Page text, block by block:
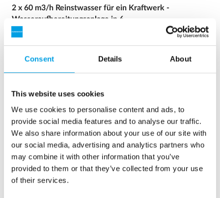
Consent Details About
This website uses cookies
We use cookies to personalise content and ads, to
provide social media features and to analyse our traffic.
We also share information about your use of our site with
our social media, advertising and analytics partners who
may combine it with other information that you’ve
provided to them or that they’ve collected from your use
of their services.
2 x 60 m3/h Reinstwasser für ein Kraftwerk -
Wasseraufbereitungsanlage in 6...
Eine Aufrüstung der Wasseraufbereitungsanlage war
erforderlich, jedoch stand kein Platz zur Verfügung. Eine in
40’ Containern eingebaute Anlage war die Lösung.
Siehe Referenz